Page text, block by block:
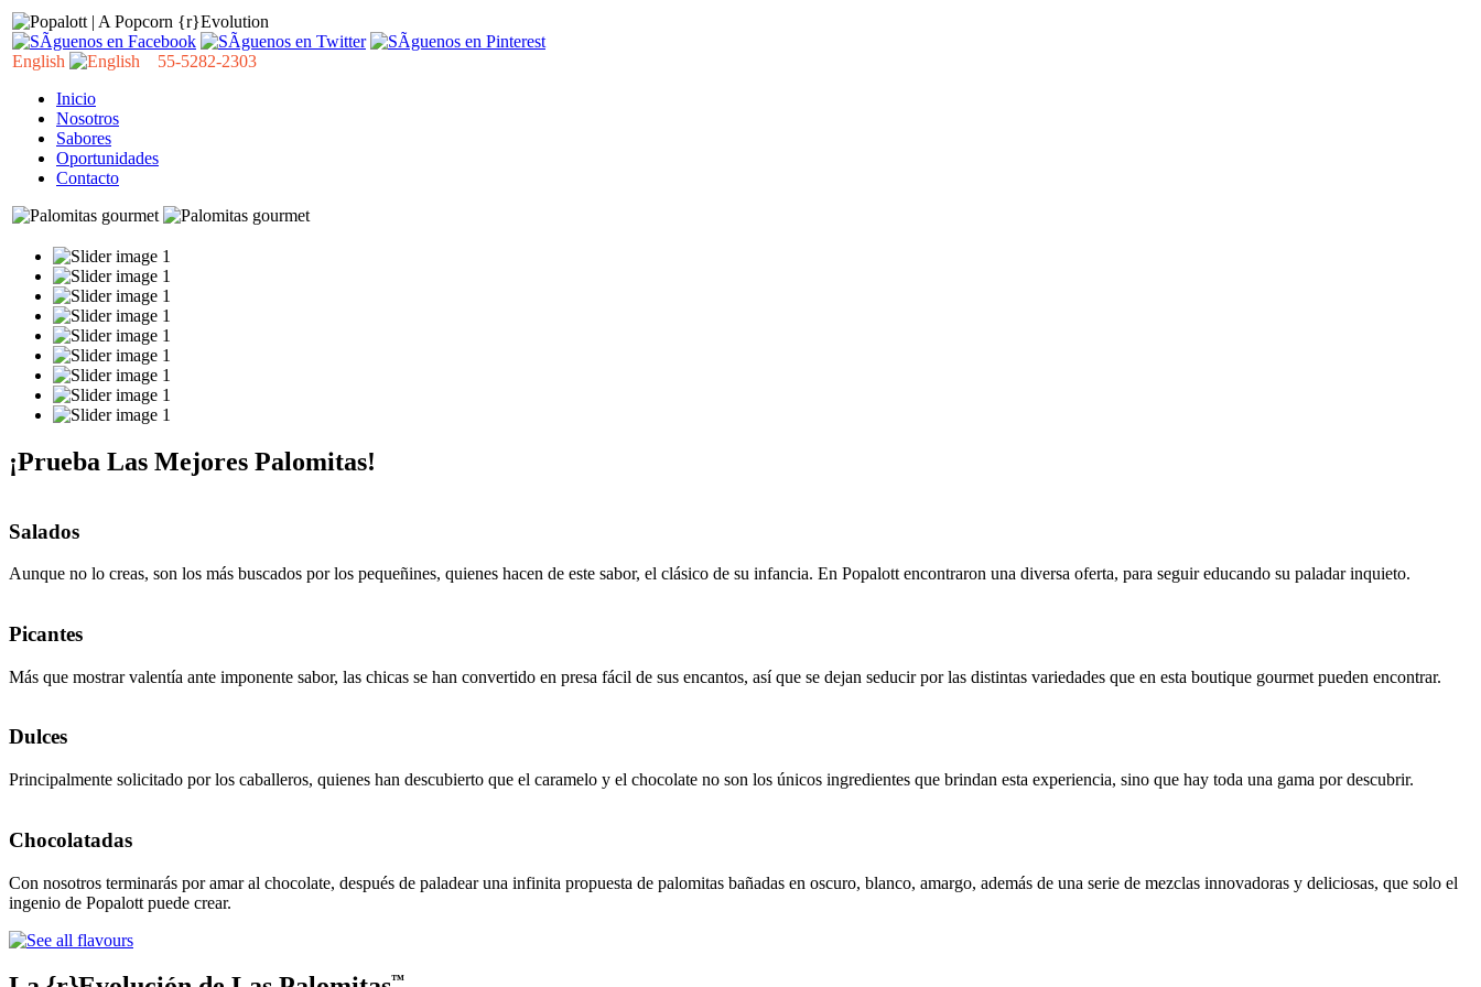
English
55-5282-2303
Inicio
Nosotros
Sabores
Oportunidades
Contacto
¡Prueba Las Mejores Palomitas!
Salados
Aunque no lo creas, son los más buscados por los pequeñines, quienes hacen de este sabor, el clásico de su infancia. En Popalott encontraron una diversa oferta, para seguir educando su paladar inquieto.
Picantes
Más que mostrar valentía ante imponente sabor, las chicas se han convertido en presa fácil de sus encantos, así que se dejan seducir por las distintas variedades que en esta boutique gourmet pueden encontrar.
Dulces
Principalmente solicitado por los caballeros, quienes han descubierto que el caramelo y el chocolate no son los únicos ingredientes que brindan esta experiencia, sino que hay toda una gama por descubrir.
Chocolatadas
Con nosotros terminarás por amar al chocolate, después de paladear una infinita propuesta de palomitas bañadas en oscuro, blanco, amargo, además de una serie de mezclas innovadoras y deliciosas, que solo el
ingenio de Popalott puede crear.
™